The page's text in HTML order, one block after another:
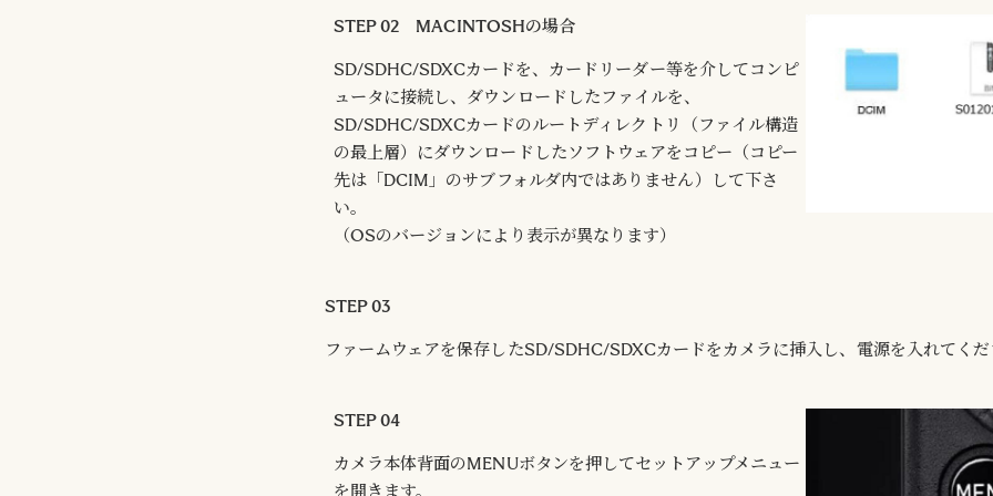
STEP 02 MACINTOSHの場合
SD/SDHC/SDXCカードを、カードリーダー等を介してコンピ
ュータに接続し、ダウンロードしたファイルを、
SD/SDHC/SDXCカードのルートディレクトリ（ファイル構造
の最上層）にダウンロードしたソフトウェアをコピー（コピー
先は「DCIM」のサブフォルダ内ではありません）して下さ
い。
（OSのバージョンにより表示が異なります）
STEP 03
ファームウェアを保存したSD/SDHC/SDXCカードをカメラに挿入し、電源を入れてく
STEP 04
カメラ本体背面のMENUボタンを押してセットアップメニュー
を開きます。